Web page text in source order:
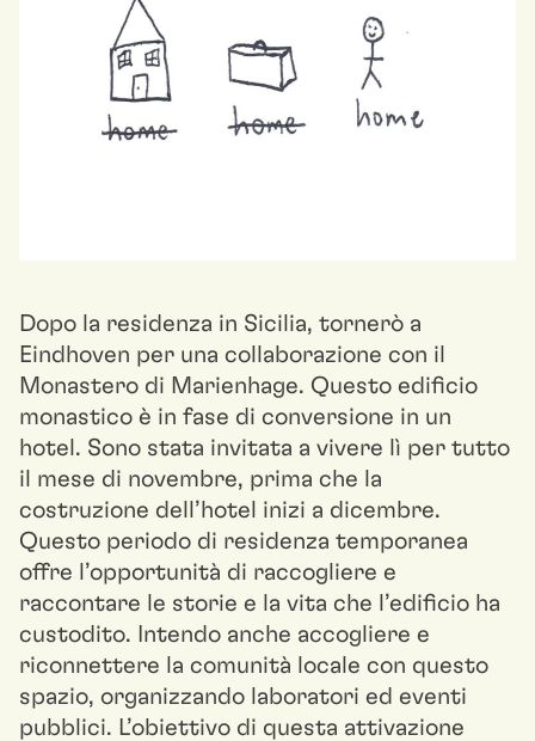
Dopo la residenza in Sicilia, tornerò a
Eindhoven per una collaborazione con il
Monastero di Marienhage. Questo edificio
monastico è in fase di conversione in un
hotel. Sono stata invitata a vivere lì per tutto
il mese di novembre, prima che la
costruzione dell’hotel inizi a dicembre.
Questo periodo di residenza temporanea
offre l’opportunità di raccogliere e
raccontare le storie e la vita che l’edificio ha
custodito. Intendo anche accogliere e
riconnettere la comunità locale con questo
spazio, organizzando laboratori ed eventi
pubblici. L’obiettivo di questa attivazione